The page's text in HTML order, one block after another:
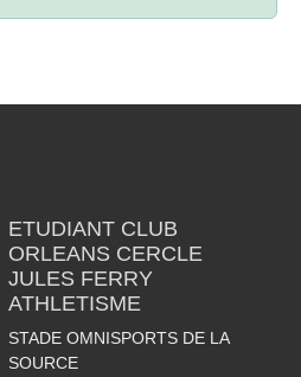
ETUDIANT CLUB
ORLEANS CERCLE
JULES FERRY
ATHLETISME
STADE OMNISPORTS DE LA
SOURCE